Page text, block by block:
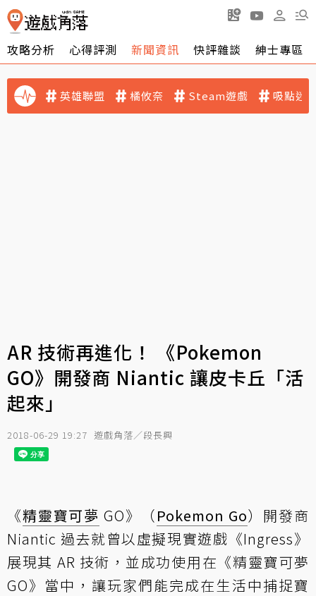
攻略分析 心得評測 新聞資訊 快評雜談 紳士專區
英雄聯盟 橘攸奈 Steam遊戲 吸點迷
AR 技術再進化！ 《Pokemon
GO》開發商 Niantic 讓皮卡丘「活
起來」
2018-06-29 19:27 遊戲角落／段長興
《精靈寶可夢 GO》（Pokemon Go）開發商
Niantic 過去就曾以虛擬現實遊戲《Ingress》
展現其 AR 技術，並成功使用在《精靈寶可夢
GO》當中，讓玩家們能完成在生活中捕捉寶